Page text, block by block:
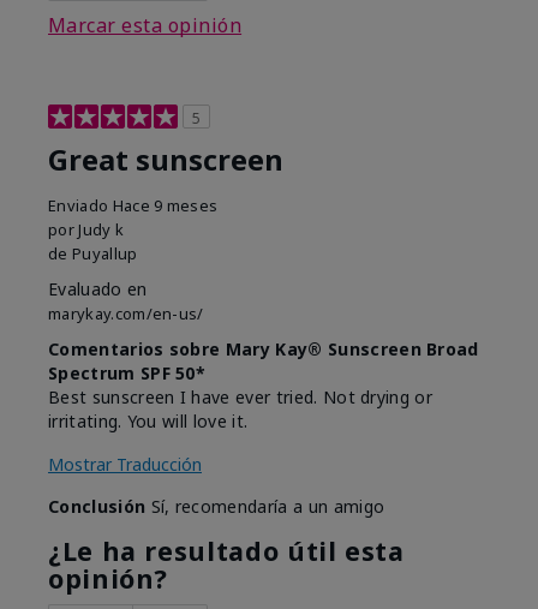
Marcar esta opinión
5
Great sunscreen
Enviado Hace 9 meses
por Judy k
de Puyallup
Evaluado en
marykay.com/en-us/
Comentarios sobre Mary Kay® Sunscreen Broad
Spectrum SPF 50*
Best sunscreen I have ever tried. Not drying or
irritating. You will love it.
Mostrar Traducción
Conclusión Sí, recomendaría a un amigo
¿Le ha resultado útil esta
opinión?